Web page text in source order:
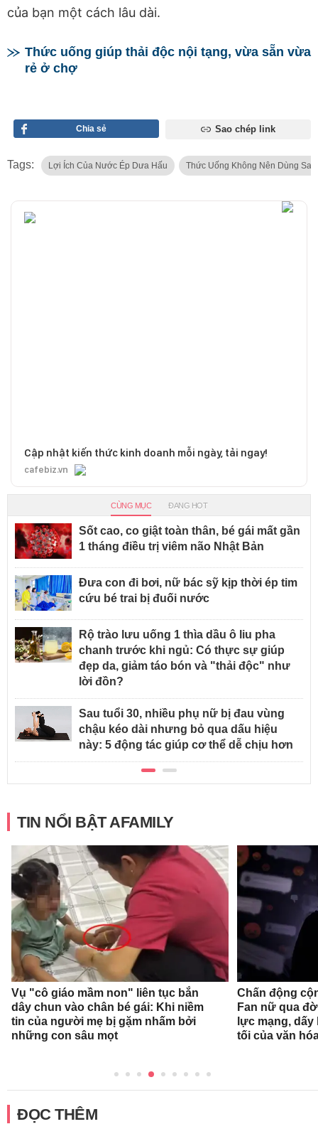
của bạn một cách lâu dài.
Thức uống giúp thải độc nội tạng, vừa sẵn vừa
rẻ ở chợ
Chia sẻ Sao chép link
Tags: Lợi Ích Của Nước Ép Dưa Hấu Thức Uống Không Nên Dùng
Cập nhật kiến thức kinh doanh mỗi ngày, tải ngay!
cafebiz.vn
CÙNG MỤC ĐANG HOT
Sốt cao, co giật toàn thân, bé gái mất gần
1 tháng điều trị viêm não Nhật Bản
Đưa con đi bơi, nữ bác sỹ kịp thời ép tim
cứu bé trai bị đuối nước
Rộ trào lưu uống 1 thìa dầu ô liu pha
chanh trước khi ngủ: Có thực sự giúp
đẹp da, giảm táo bón và "thải độc" như
lời đồn?
Sau tuổi 30, nhiều phụ nữ bị đau vùng
chậu kéo dài nhưng bỏ qua dấu hiệu
này: 5 động tác giúp cơ thể dễ chịu hơn
TIN NỔI BẬT AFAMILY
Vụ "cô giáo mầm non" liên tục bắn
dây chun vào chân bé gái: Khi niềm
tin của người mẹ bị gặm nhấm bởi
những con sâu mọt
Chấn động
Fan nữ qua
lực mạng,
tối của văn
ĐỌC THÊM